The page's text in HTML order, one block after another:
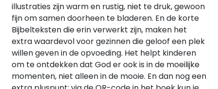
illustraties zijn warm en rustig, niet te druk, gewoon
fijn om samen doorheen te bladeren. En de korte
Bijbelteksten die erin verwerkt zijn, maken het
extra waardevol voor gezinnen die geloof een plek
willen geven in de opvoeding. Het helpt kinderen
om te ontdekken dat God er ook is in de moeilijke
momenten, niet alleen in de mooie. En dan nog een